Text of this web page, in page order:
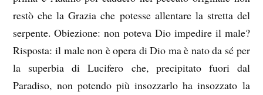
restò che la Grazia che potesse allentare la stretta del
serpente. Obiezione: non poteva Dio impedire il male?
Risposta: il male non è opera di Dio ma è nato da sé per
la superbia di Lucifero che, precipitato fuori dal
Paradiso, non potendo più insozzarlo ha insozzato la